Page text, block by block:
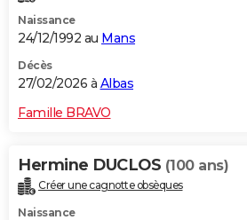
Destinations
City break
Voyage nature
Voyage de noces
Forum
Climat
+PHOTO
GUIDES D'ACHAT
Carte de Noël
Carte Bonne année
Carte Saint-Valentin
Carte Pâques
Carte d'anniversaire
DICTIONNAIRE
Dictionnaire
Biographies
Citations
Expressions
Proverbes
PROGRAMME TV
Naissance
24/12/1992 au Mans
Décès
27/02/2026 à Albas
Famille BRAVO
Hermine DUCLOS (100 ans)
Créer une cagnotte obsèques
Naissance